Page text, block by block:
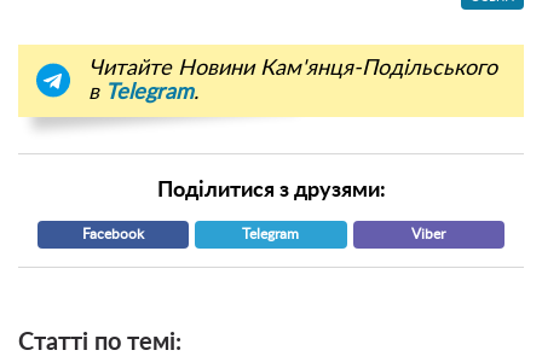
Читайте Новини Кам'янця-Подільського
в Telegram.
Поділитися з друзями:
Facebook Telegram Viber
Статті по темі: